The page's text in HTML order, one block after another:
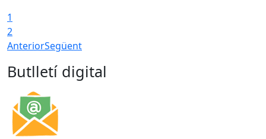
1
2
AnteriorSegüent
Butlletí digital